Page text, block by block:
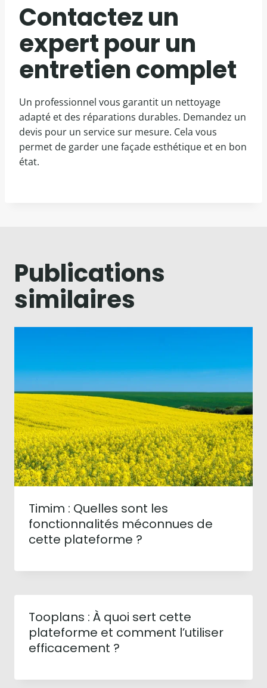
Contactez un
expert pour un
entretien complet
Un professionnel vous garantit un nettoyage
adapté et des réparations durables. Demandez un
devis pour un service sur mesure. Cela vous
permet de garder une façade esthétique et en bon
état.
Publications
similaires
Timim : Quelles sont les
fonctionnalités méconnues de
cette plateforme ?
Tooplans : À quoi sert cette
plateforme et comment l’utiliser
efficacement ?